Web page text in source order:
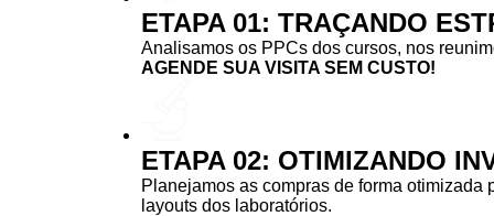
ETAPA 01: TRAÇANDO
Analisamos os PPCs dos cursos, nos
AGENDE SUA VISITA SEM CUSTO!
ETAPA 02: OTIMIZANDO
Planejamos as compras de forma
layouts dos laboratórios.